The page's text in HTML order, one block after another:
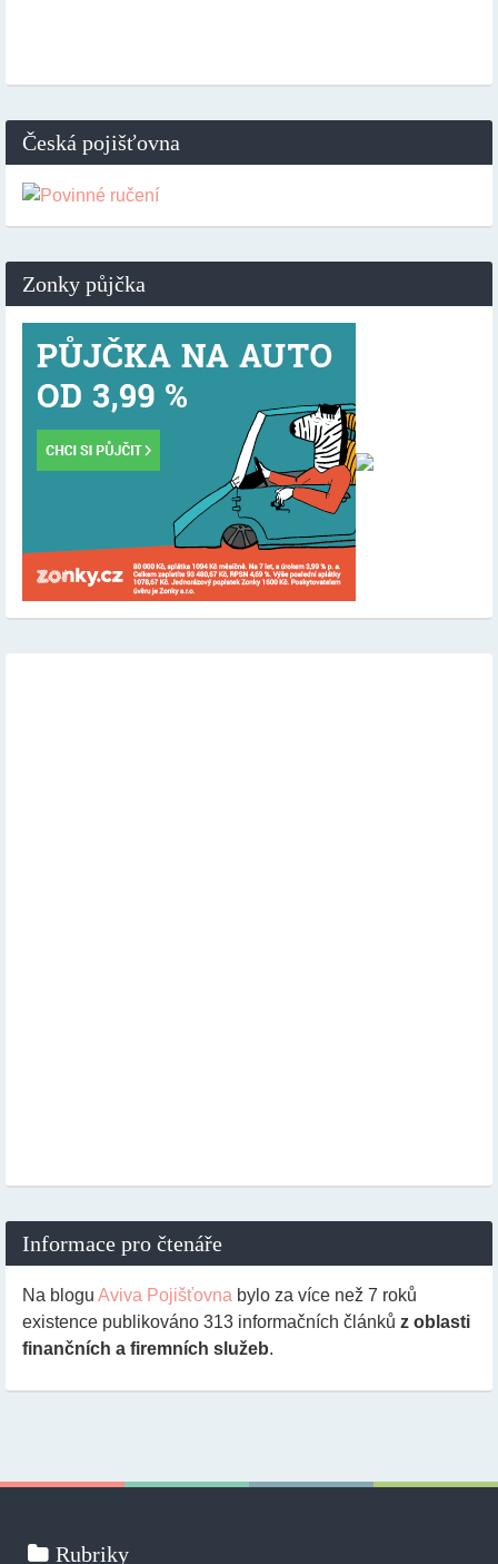
Česká pojišťovna
Zonky půjčka
Informace pro čtenáře
Na blogu Aviva Pojišťovna bylo za více než 7 roků
existence publikováno 313 informačních článků z oblasti
finančních a firemních služeb.
Rubriky